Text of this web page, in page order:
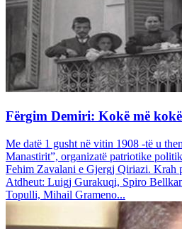
Fërgim Demiri: Kokë më
Me datë 1 gusht në vitin 1908 -të u
Manastirit”, organizatë patriotike
Fehim Zavalani e Gjergj Qiriazi. Krah
Atdheut: Luigj Gurakuqi, Spiro
Topulli, Mihail Grameno...